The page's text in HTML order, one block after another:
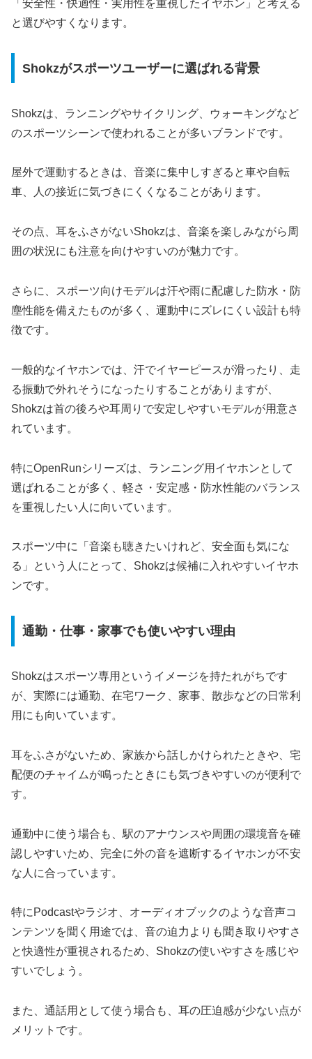
「安全性・快適性・実用性を重視したイヤホン」と考える
と選びやすくなります。
Shokzがスポーツユーザーに選ばれる背景
Shokzは、ランニングやサイクリング、ウォーキングなど
のスポーツシーンで使われることが多いブランドです。
屋外で運動するときは、音楽に集中しすぎると車や自転
車、人の接近に気づきにくくなることがあります。
その点、耳をふさがないShokzは、音楽を楽しみながら周
囲の状況にも注意を向けやすいのが魅力です。
さらに、スポーツ向けモデルは汗や雨に配慮した防水・防
塵性能を備えたものが多く、運動中にズレにくい設計も特
徴です。
一般的なイヤホンでは、汗でイヤーピースが滑ったり、走
る振動で外れそうになったりすることがありますが、
Shokzは首の後ろや耳周りで安定しやすいモデルが用意さ
れています。
特にOpenRunシリーズは、ランニング用イヤホンとして
選ばれることが多く、軽さ・安定感・防水性能のバランス
を重視したい人に向いています。
スポーツ中に「音楽も聴きたいけれど、安全面も気にな
る」という人にとって、Shokzは候補に入れやすいイヤホ
ンです。
通勤・仕事・家事でも使いやすい理由
Shokzはスポーツ専用というイメージを持たれがちです
が、実際には通勤、在宅ワーク、家事、散歩などの日常利
用にも向いています。
耳をふさがないため、家族から話しかけられたときや、宅
配便のチャイムが鳴ったときにも気づきやすいのが便利で
す。
通勤中に使う場合も、駅のアナウンスや周囲の環境音を確
認しやすいため、完全に外の音を遮断するイヤホンが不安
な人に合っています。
特にPodcastやラジオ、オーディオブックのような音声コ
ンテンツを聞く用途では、音の迫力よりも聞き取りやすさ
と快適性が重視されるため、Shokzの使いやすさを感じや
すいでしょう。
また、通話用として使う場合も、耳の圧迫感が少ない点が
メリットです。